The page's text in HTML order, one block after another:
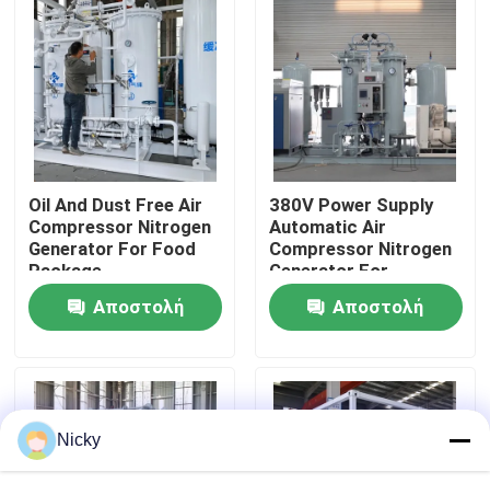
Επισκεψή εργοστασίου
Έλεγχος ποιότητας
Επικοινωνήστε μαζί μας
Ειδήσεις
Ζητήστε μια προσφορά
Παραγωγοί αζώτου PSA
Γεννήτρια αζώτου υψηλής αγνότητας
Oil And Dust Free Air
Compressor Nitrogen
Generator For Food
Package
Αποστολή
380V Power Supply
Automatic Air
Compressor Nitrogen
Generator For
Beverage Filling
Αποστολή
Nicky